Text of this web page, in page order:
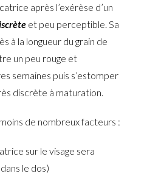
après l’exérèse d’un
et peu perceptible. Sa
à la longueur du grain de
un peu rouge et
semaines puis s’estomper
discrète à maturation.
de nombreux facteurs :
sur le visage sera
le dos)